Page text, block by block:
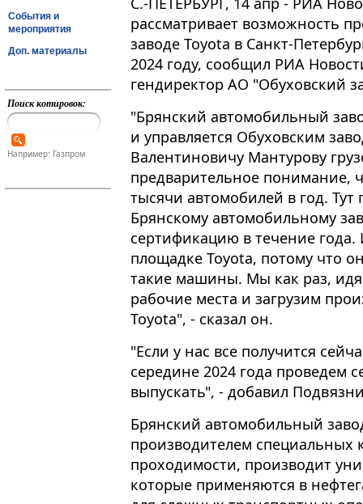
События и
мероприятия
Доп. материалы
Поиск котировок:
Например: Газпром
рассматривает возможность
заводе Toyota в Санкт-
2024 году, сообщил РИА
гендиректор АО "Обуховский
"Брянский автомобильный
и управляется Обуховским
Валентиновичу Мантурову
предварительное понимание,
тысячи автомобилей в год.
Брянскому автомобильному
сертификацию в течение
площадке Toyota, потому что
такие машины. Мы как раз,
рабочие места и загрузим
Toyota", - сказал он.
"Если у нас все получится
середине 2024 года проведем
выпускать", - добавил
Брянский автомобильный
производителем специальных
проходимости, производит
которые применяются в